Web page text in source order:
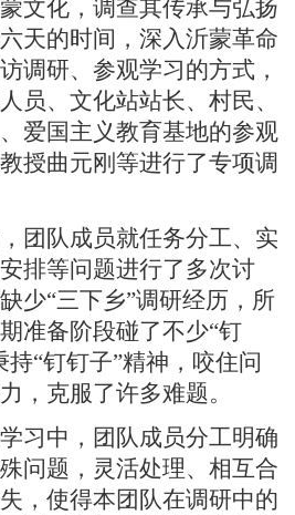
文化，调查其传承与弘扬
天的时间，深入沂蒙革命
调研、参观学习的方式，
员、文化站站长、村民、
爱国主义教育基地的参观
授曲元刚等进行了专项调
团队成员就任务分工、实
排等问题进行了多次讨
少“三下乡”调研经历，所
准备阶段碰了不少“钉
“钉钉子”精神，咬住问
，克服了许多难题。
习中，团队成员分工明确
问题，灵活处理、相互合
，使得本团队在调研中的